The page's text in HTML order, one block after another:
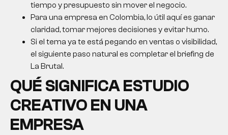
tiempo y presupuesto sin mover el negocio.
Para una empresa en Colombia, lo útil aquí es ganar
claridad, tomar mejores decisiones y evitar humo.
Si el tema ya te está pegando en ventas o visibilidad,
el siguiente paso natural es completar el briefing de
La Brutal.
QUÉ SIGNIFICAESTUDIO
CREATIVO EN UNA
EMPRESA